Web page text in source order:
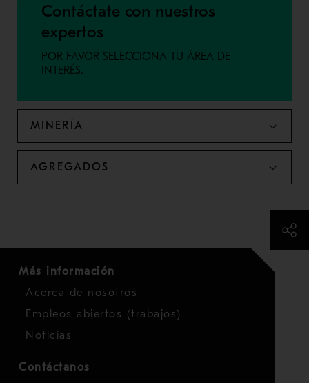
Contáctate con nuestros
expertos
POR FAVOR SELECCIONA TU ÁREA DE
INTERÉS.
MINERÍA
AGREGADOS
Más información
Acerca de nosotros
Empleos abiertos (trabajos)
Noticias
Contáctanos